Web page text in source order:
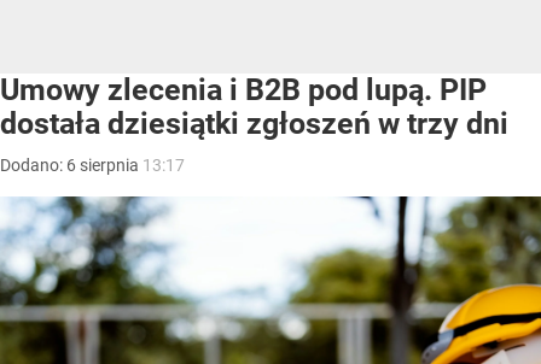
Umowy zlecenia i B2B pod lupą. PIP
dostała dziesiątki zgłoszeń w trzy dni
Dodano: 6 sierpnia 13:17